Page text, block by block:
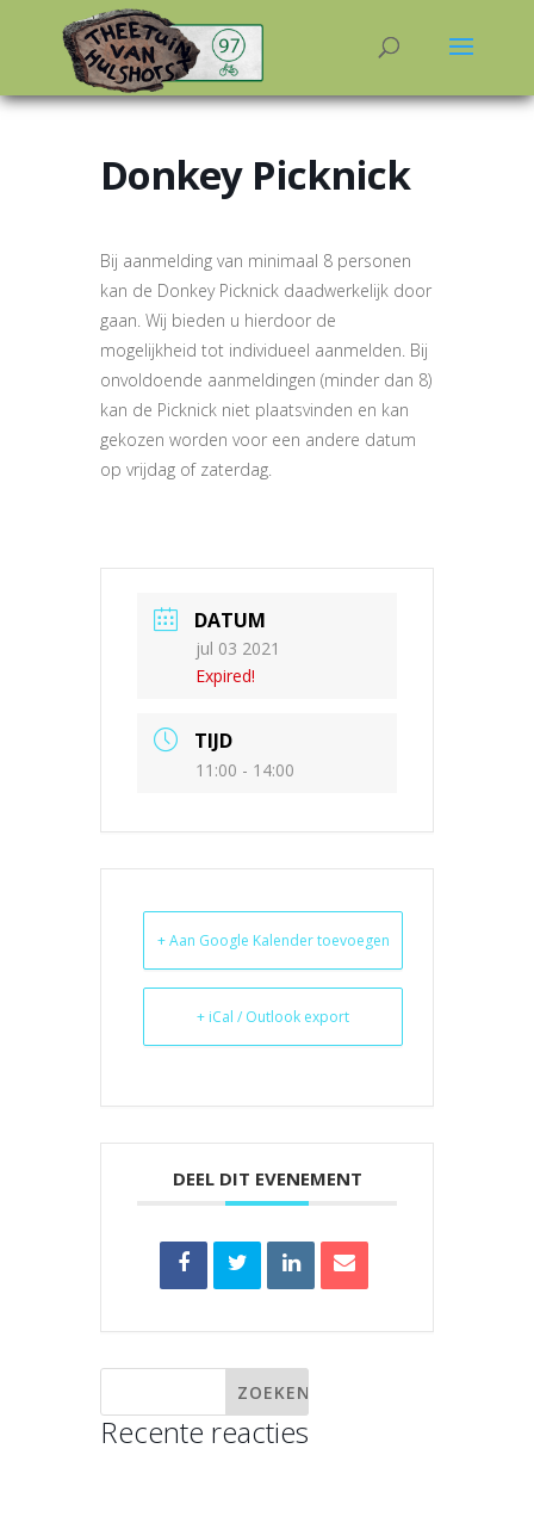
Donkey Picknick
Bij aanmelding van minimaal 8 personen
kan de Donkey Picknick daadwerkelijk door
gaan. Wij bieden u hierdoor de
mogelijkheid tot individueel aanmelden. Bij
onvoldoende aanmeldingen (minder dan 8)
kan de Picknick niet plaatsvinden en kan
gekozen worden voor een andere datum
op vrijdag of zaterdag.
DATUM
jul 03 2021
Expired!
TIJD
11:00 - 14:00
+ Aan Google Kalender toevoegen
+ iCal / Outlook export
DEEL DIT EVENEMENT
Recente reacties